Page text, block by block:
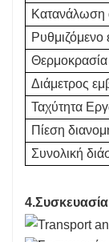
Κατανάλωση
Ρυθμιζόμενο
Θερμοκρασία
Διάμετρος
Ταχύτητα
Πίεση
Συνολική